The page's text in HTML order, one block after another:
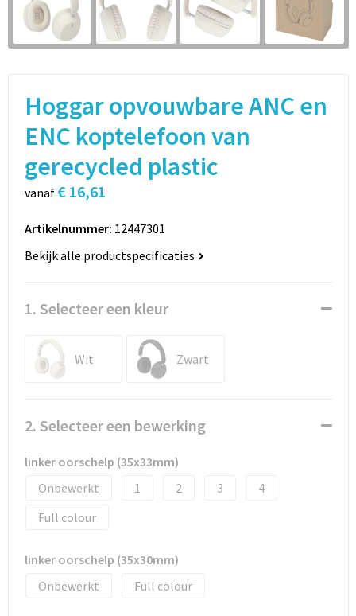
Sport
Schrijfwaren
Spellen voor binnen en buiten
Persoonlijke verzorging
Rugzakken
Sporttassen
Boodschappentassen
Jute tassen
Katoenen draagtassen
Documententassen
Hoggar opvouwbare ANC en
ENC koptelefoon van
gerecycled plastic
vanaf € 16,61
Artikelnummer: 12447301
Bekijk alle productspecificaties
1. Selecteer een kleur
Wit Zwart
2. Selecteer een bewerking
linker oorschelp (35x33mm)
Onbewerkt
1 2 3
4
Full colour
linker oorschelp (35x30mm)
Onbewerkt
Full colour